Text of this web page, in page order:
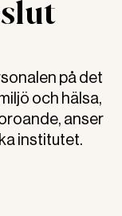
på det
och hälsa,
anser
institutet.